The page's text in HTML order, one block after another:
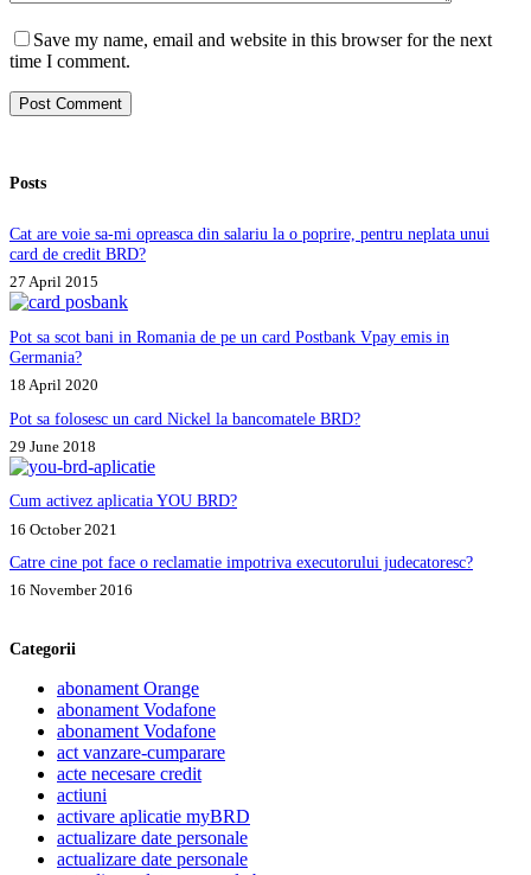
Save my name, email and website in this browser for the next
time I comment.
Post Comment
Posts
Cat are voie sa-mi opreasca din salariu la o poprire, pentru neplata unui
card de credit BRD?
27 April 2015
Pot sa scot bani in Romania de pe un card Postbank Vpay emis in
Germania?
18 April 2020
Pot sa folosesc un card Nickel la bancomatele BRD?
29 June 2018
Cum activez aplicatia YOU BRD?
16 October 2021
Catre cine pot face o reclamatie impotriva executorului judecatoresc?
16 November 2016
Categorii
abonament Orange
abonament Vodafone
abonament Vodafone
act vanzare-cumparare
acte necesare credit
actiuni
activare aplicatie myBRD
actualizare date personale
actualizare date personale